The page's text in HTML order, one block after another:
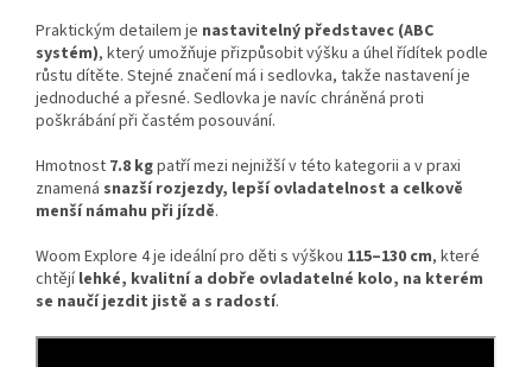
Praktickým detailem je nastavitelný představec (ABC
systém), který umožňuje přizpůsobit výšku a úhel řídítek podle
růstu dítěte. Stejné značení má i sedlovka, takže nastavení je
jednoduché a přesné. Sedlovka je navíc chráněná proti
poškrábání při častém posouvání.
Hmotnost 7.8 kgpatří mezi nejnižší v této kategorii a v praxi
znamená snazší rozjezdy, lepší ovladatelnost a celkově
menší námahu při jízdě.
Woom Explore 4 je ideální pro děti s výškou 115–130 cm, které
chtějílehké, kvalitní a dobře ovladatelné kolo, na kterém
se naučí jezdit jistě a s radostí.